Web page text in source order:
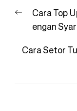
pos
Previous
post:
Cara Top
engan
Cara Setor